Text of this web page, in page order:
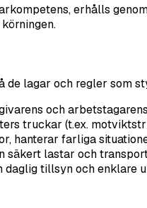
erhålls
lagar och regler som
och
truckar (t.ex.
hanterar farliga
säkert lastar och
daglig tillsyn och enklare